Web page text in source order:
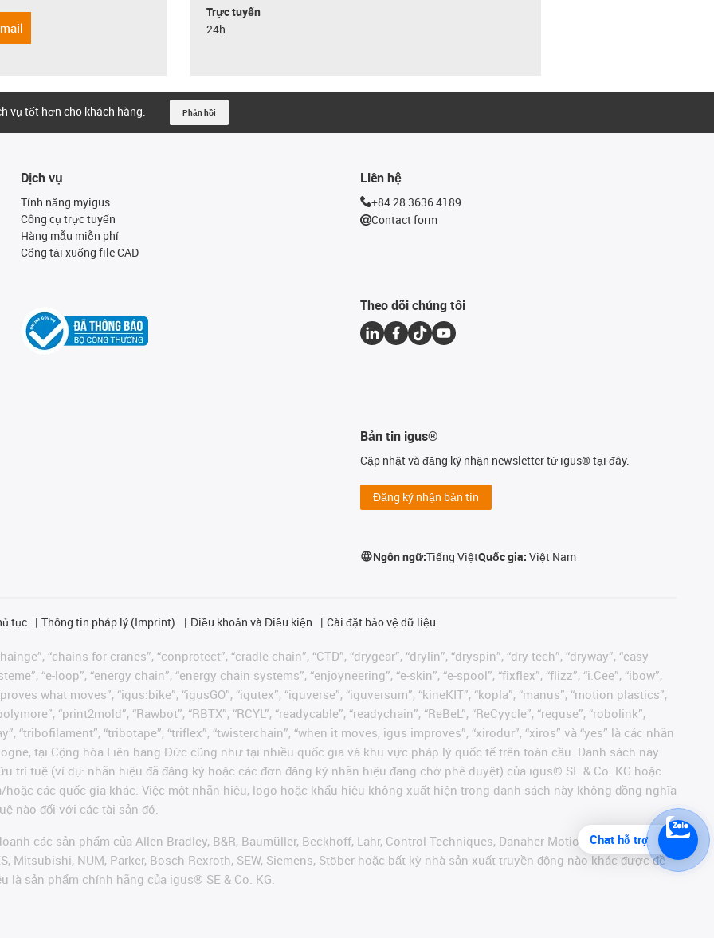
Trực tuyến
24h
vụ tốt hơn cho khách hàng. Phản hồi
Dịch vụ
Tính năng myigus
Công cụ trực tuyến
Hàng mẫu miễn phí
Cổng tải xuống file CAD
Liên hệ
+84 28 3636 4189
Contact form
Theo dõi chúng tôi
Bản tin igus®
Cập nhật và đăng ký nhận newsletter từ igus® tại đây.
Đăng ký nhận bản tin
Ngôn ngữ:Tiếng ViệtQuốc gia:Việt Nam
tục Thông tin pháp lý (Imprint) Điều khoản và Điều kiện Cài đặt bảo vệ dữ liệu
“chains for cranes”, “conprotect”, “cradle-chain”, “CTD”, “drygear”, “drylin”, “dryspin”, “dry-tech”, “dryway”, “easy
“e-loop”, “energy chain”, “energy chain systems”, “enjoyneering”, “e-skin”, “e-spool”, “fixflex”, “flizz”, “i.Cee”, “ibow”,
what moves”, “igus:bike”, “igusGO”, “igutex”, “iguverse”, “iguversum”, “kineKIT”, “kopla”, “manus”, “motion plastics”,
“print2mold”, “Rawbot”, “RBTX”, “RCYL”, “readycable”, “readychain”, “ReBeL”, “ReCyycle”, “reguse”, “robolink”,
“tribofilament”, “tribotape”, “triflex”, “twisterchain”, “when it moves, igus improves”, “xirodur”, “xiros” và “yes” là các nhãn
tại Cộng hòa Liên bang Đức cũng như tại nhiều quốc gia và khu vực pháp lý quốc tế trên toàn cầu. Danh sách này
trí tuệ (ví dụ: nhãn hiệu đã đăng ký hoặc các đơn đăng ký nhãn hiệu đang chờ phê duyệt) của igus® SE & Co. KG hoặc
các quốc gia khác. Việc một nhãn hiệu, logo hoặc khẩu hiệu không xuất hiện trong danh sách này không đồng nghĩa
nào đối với các tài sản đó.
các sản phẩm của Allen Bradley, B&R, Baumüller, Beckhoff, Lahr, Control Techniques, Danaher Motion, ELAU, FAGOR,
Mitsubishi, NUM, Parker, Bosch Rexroth, SEW, Siemens, Stöber hoặc bất kỳ nhà sản xuất truyền động nào khác được đề
sản phẩm chính hãng của igus® SE & Co. KG.
Chat hỗ trợ